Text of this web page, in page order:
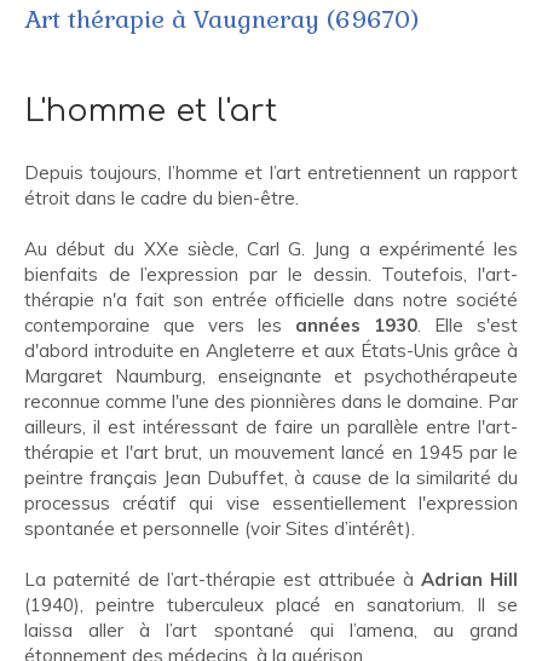
Art thérapie à Vaugneray (69670)
L'homme et l'art
Depuis toujours, l’homme et l’art entretiennent un rapport
étroit dans le cadre du bien-être.
Au début du XXe siècle, Carl G. Jung a expérimenté les
bienfaits de l’expression par le dessin. Toutefois, l'art-
thérapie n'a fait son entrée officielle dans notre société
contemporaine que vers les années 1930. Elle s'est
d'abord introduite en Angleterre et aux États-Unis grâce à
Margaret Naumburg, enseignante et psychothérapeute
reconnue comme l'une des pionnières dans le domaine. Par
ailleurs, il est intéressant de faire un parallèle entre l'art-
thérapie et l'art brut, un mouvement lancé en 1945 par le
peintre français Jean Dubuffet, à cause de la similarité du
processus créatif qui vise essentiellement l'expression
spontanée et personnelle (voir Sites d’intérêt).
La paternité de l’art-thérapie est attribuée à Adrian Hill
(1940), peintre tuberculeux placé en sanatorium. Il se
laissa aller à l’art spontané qui l’amena, au grand
étonnement des médecins, à la guérison.